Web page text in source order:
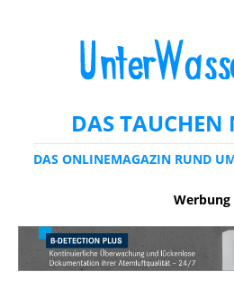
DAS
DAS ONLINEMAGAZIN RUND
Werbung